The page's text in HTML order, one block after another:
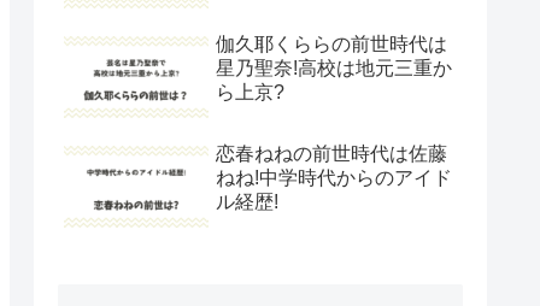
伽久耶くららの前世時代は
星乃聖奈!高校は地元三重か
ら上京?
恋春ねねの前世時代は佐藤
ねね!中学時代からのアイド
ル経歴!